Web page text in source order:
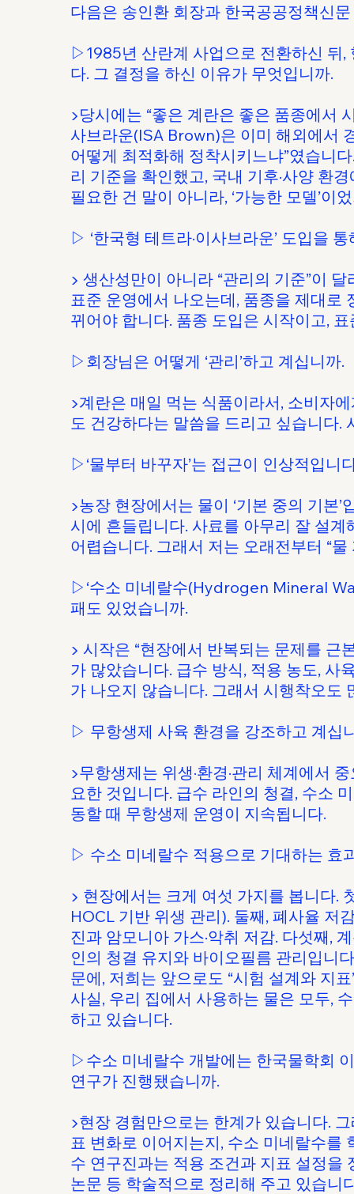
다음은 송인환 회장과 한국공공정책신
▷1985년 산란계 사업으로 전환하신 뒤,
다. 그 결정을 하신 이유가 무엇입니까.
▶당시에는 “좋은 계란은 좋은 품종에서
사브라운(ISA Brown)은 이미 해외에서
어떻게 최적화해 정착시키느냐”였습니
리 기준을 확인했고, 국내 기후·사양 환
필요한 건 말이 아니라, ‘가능한 모델’이
▷ ‘한국형 테트라·이사브라운’ 도입을
▶ 생산성만이 아니라 “관리의 기준”이
표준 운영에서 나오는데, 품종을 제대로
뀌어야 합니다. 품종 도입은 시작이고,
▷회장님은 어떻게 ‘관리’하고 계십니까.
▶계란은 매일 먹는 식품이라서, 소비자
도 건강하다는 말씀을 드리고 싶습니다.
▷‘물부터 바꾸자’는 접근이 인상적입니
▶농장 현장에서는 물이 ‘기본 중의 기본
시에 흔들립니다. 사료를 아무리 잘 설
어렵습니다. 그래서 저는 오래전부터 “
▷‘수소 미네랄수(Hydrogen Mineral
패도 있었습니까.
▶ 시작은 “현장에서 반복되는 문제를 근
가 많았습니다. 급수 방식, 적용 농도, 사
가 나오지 않습니다. 그래서 시행착오도
▷ 무항생제 사육 환경을 강조하고 계십
▶무항생제는 위생·환경·관리 체계에서
요한 것입니다. 급수 라인의 청결, 수소
동할 때 무항생제 운영이 지속됩니다.
▷ 수소 미네랄수 적용으로 기대하는 효
▶ 현장에서는 크게 여섯 가지를 봅니다.
HOCL 기반 위생 관리). 둘째, 폐사율 저
진과 암모니아 가스·악취 저감. 다섯째,
인의 청결 유지와 바이오필름 관리입니
문에, 저희는 앞으로도 “시험 설계와 지
사실, 우리 집에서 사용하는 물은 모두,
하고 있습니다.
▷수소 미네랄수 개발에는 한국물학회
연구가 진행됐습니까.
▶현장 경험만으로는 한계가 있습니다.
표 변화로 이어지는지, 수소 미네랄수를
수 연구진과는 적용 조건과 지표 설정을
논문 등 학술적으로 정리해 주고 있습니